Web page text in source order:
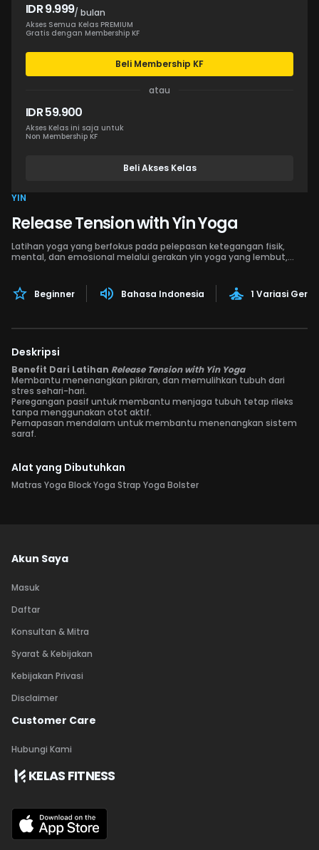
IDR 9.999/ bulan
Akses Semua Kelas PREMIUM
Gratis dengan Membership KF
Beli Membership KF
atau
IDR 59.900
Akses Kelas ini saja untuk
Non Membership KF
Beli Akses Kelas
YIN
Release Tension with Yin Yoga
Latihan yoga yang berfokus pada pelepasan ketegangan fisik,
mental, dan emosional melalui gerakan yin yoga yang lembut,
Beginner Bahasa Indonesia 1 Variasi
Deskripsi
Benefit Dari Latihan Release Tension with Yin Yoga
Membantu menenangkan pikiran, dan memulihkan tubuh dari
stres sehari-hari.
Peregangan pasif untuk membantu menjaga tubuh tetap rileks
tanpa menggunakan otot aktif.
Pernapasan mendalam untuk membantu menenangkan sistem
saraf.
Alat yang Dibutuhkan
Matras Yoga Block Yoga Strap Yoga Bolster
Akun Saya
Masuk
Daftar
Konsultan & Mitra
Syarat & Kebijakan
Kebijakan Privasi
Disclaimer
Customer Care
Hubungi Kami
KELAS FITNESS